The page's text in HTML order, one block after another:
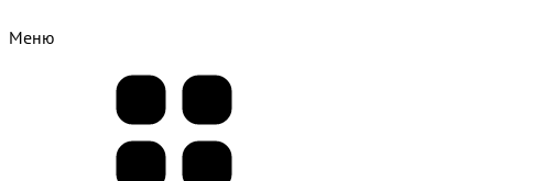
Меню